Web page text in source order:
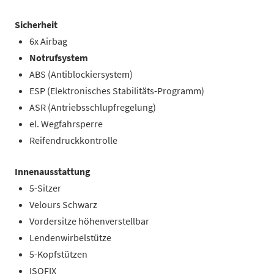
Sicherheit
6x Airbag
Notrufsystem
ABS (Antiblockiersystem)
ESP (Elektronisches Stabilitäts-Programm)
ASR (Antriebsschlupfregelung)
el. Wegfahrsperre
Reifendruckkontrolle
Innenausstattung
5-Sitzer
Velours Schwarz
Vordersitze höhenverstellbar
Lendenwirbelstütze
5-Kopfstützen
ISOFIX